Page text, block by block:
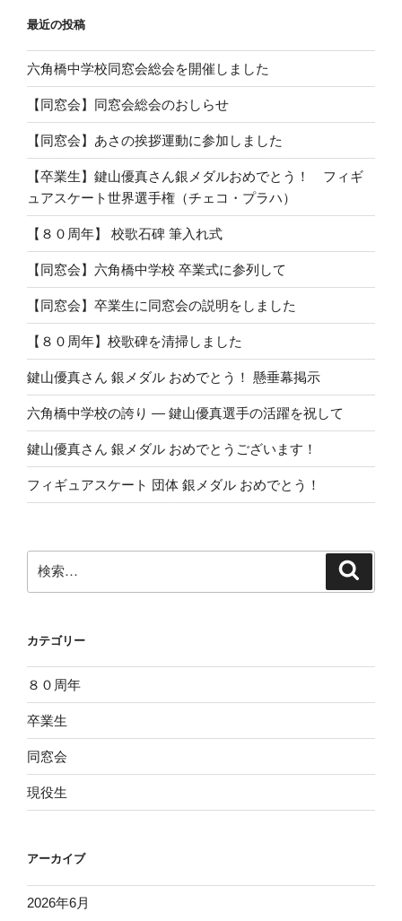
最近の投稿
六角橋中学校同窓会総会を開催しました
【同窓会】同窓会総会のおしらせ
【同窓会】あさの挨拶運動に参加しました
【卒業生】鍵山優真さん銀メダルおめでとう！ フィギ
ュアスケート世界選手権（チェコ・プラハ）
【８０周年】 校歌石碑 筆入れ式
【同窓会】六角橋中学校 卒業式に参列して
【同窓会】卒業生に同窓会の説明をしました
【８０周年】校歌碑を清掃しました
鍵山優真さん 銀メダル おめでとう！ 懸垂幕掲示
六角橋中学校の誇り ― 鍵山優真選手の活躍を祝して
鍵山優真さん 銀メダル おめでとうございます！
フィギュアスケート 団体 銀メダル おめでとう！
索:
カテゴリー
８０周年
卒業生
同窓会
現役生
アーカイブ
2026年6月